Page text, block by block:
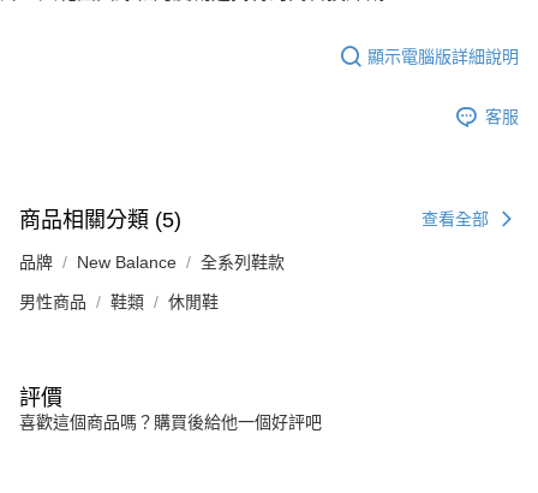
顯示電腦版詳細說明
客服
商品相關分類 (5) 查看全部
品牌 New Balance 全系列鞋款
男性商品 鞋類 休閒鞋
評價
喜歡這個商品嗎？購買後給他一個好評吧